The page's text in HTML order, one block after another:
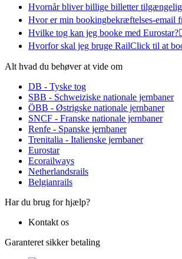
Hvornår bliver billige billetter
Hvor er min bookingbekræftelses-email
Hvilke tog kan jeg booke med Eurostar?
Hvorfor skal jeg bruge RailClick til at
Alt hvad du behøver at vide om
DB - Tyske tog
SBB - Schweiziske nationale jernbaner
ÖBB - Østrigske nationale jernbaner
SNCF - Franske nationale jernbaner
Renfe - Spanske jernbaner
Trenitalia - Italienske jernbaner
Eurostar
Ecorailways
Netherlandsrails
Belgianrails
Har du brug for hjælp?
Kontakt os
Garanteret sikker betaling